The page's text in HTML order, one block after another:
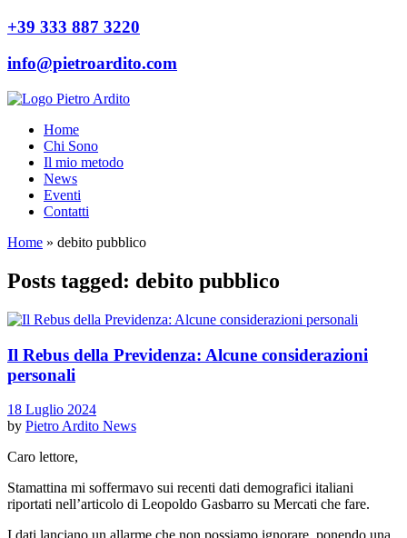
+39 333 887 3220
info@pietroardito.com
Home
Chi Sono
Il mio metodo
News
Eventi
Contatti
Home » debito pubblico
Posts tagged: debito pubblico
Il Rebus della Previdenza: Alcune considerazioni
personali
18 Luglio 2024
by Pietro Ardito News
Caro lettore,
Stamattina mi soffermavo sui recenti dati demografici italiani
riportati nell’articolo di Leopoldo Gasbarro su Mercati che fare.